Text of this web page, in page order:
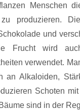
Menschen
produzieren.
und
Frucht wird
verwendet.
an Alkaloiden,
Schoten
sind in der